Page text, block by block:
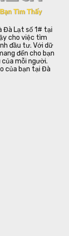
Đà Lạt số 1# tại
cho việc tìm
đầu tư. Với dữ
đến cho bạn
mỗi người.
của bạn tại Đà